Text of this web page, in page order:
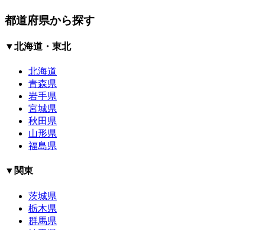
都道府県から探す
▼北海道・東北
北海道
青森県
岩手県
宮城県
秋田県
山形県
福島県
▼関東
茨城県
栃木県
群馬県